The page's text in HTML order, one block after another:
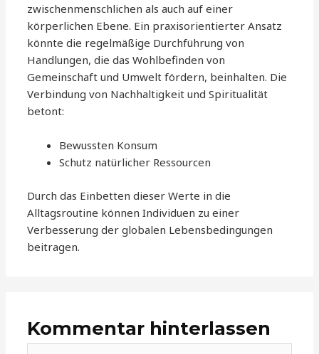
zwischenmenschlichen als auch auf einer
körperlichen Ebene. Ein praxisorientierter Ansatz
könnte die regelmäßige Durchführung von
Handlungen, die das Wohlbefinden von
Gemeinschaft und Umwelt fördern, beinhalten. Die
Verbindung von Nachhaltigkeit und Spiritualität
betont:
Bewussten Konsum
Schutz natürlicher Ressourcen
Durch das Einbetten dieser Werte in die
Alltagsroutine können Individuen zu einer
Verbesserung der globalen Lebensbedingungen
beitragen.
Kommentar hinterlassen